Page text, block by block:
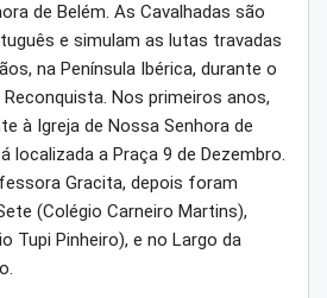
de Belém. As Cavalhadas são
e simulam as lutas travadas
na Península Ibérica, durante o
Nos primeiros anos,
à Igreja de Nossa Senhora de
localizada a Praça 9 de Dezembro.
Gracita, depois foram
(Colégio Carneiro Martins),
Tupi Pinheiro), e no Largo da